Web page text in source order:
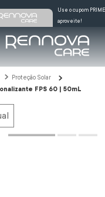
Use o cupom
aproveite!
Proteção Solar
FPS 60 | 50mL